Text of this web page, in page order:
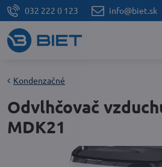
032 222 0 123 info@biet.sk
Kondenzačné
Odvlhčovač
MDK21